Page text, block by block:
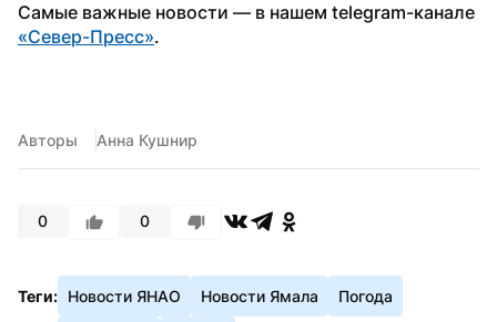
«Север-Пресс».
Авторы Анна Кушнир
0 0
Теги: Новости ЯНАО Новости Ямала Погода